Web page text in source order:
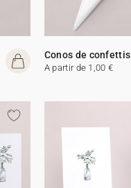
Conos de confettis
A partir de 1,00 €